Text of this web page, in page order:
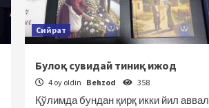
Сийрат
Булоқ сувидай тиниқ ижод
4 oy oldin Behzod 358
Қўлимда бундан қирқ икки йил аввал